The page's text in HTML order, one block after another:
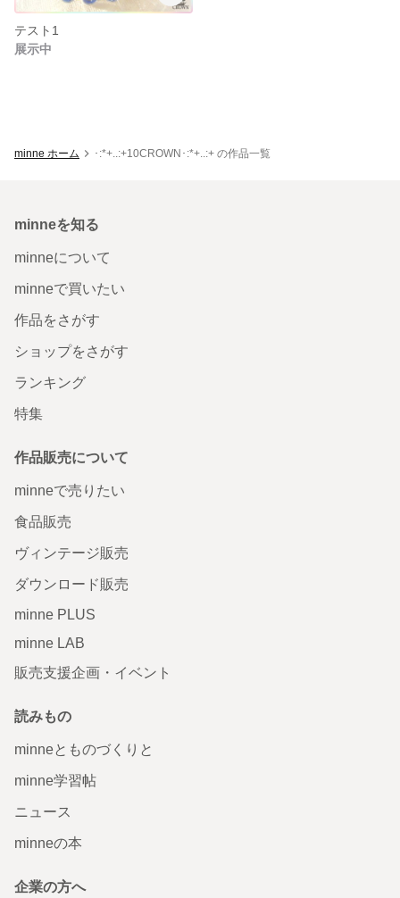
テスト1
展示中
minne ホーム ･:*+..:+10CROWN･:*+..:+ の作品一覧
minneを知る
minneについて
minneで買いたい
作品をさがす
ショップをさがす
ランキング
特集
作品販売について
minneで売りたい
食品販売
ヴィンテージ販売
ダウンロード販売
minne PLUS
minne LAB
販売支援企画・イベント
読みもの
minneとものづくりと
minne学習帖
ニュース
minneの本
企業の方へ